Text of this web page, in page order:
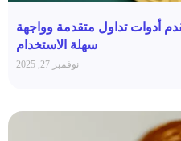
أدوات تداول متقدمة وواجهة
سهلة الاستخدام
نوفمبر 27, 2025